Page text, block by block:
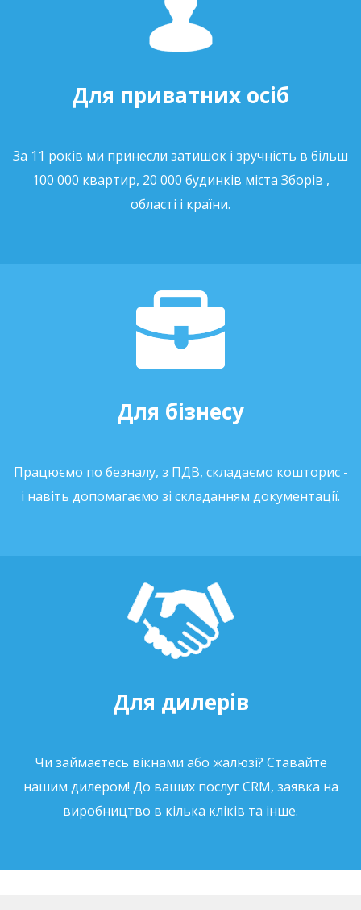
Для приватних осіб
За 11 років ми принесли затишок і зручність в більш
100 000 квартир, 20 000 будинків міста Зборів ,
області і країни.
Для бізнесу
Працюємо по безналу, з ПДВ, складаємо кошторис -
і навіть допомагаємо зі складанням документації.
Для дилерів
Чи займаєтесь вікнами або жалюзі? Ставайте
нашим дилером! До ваших послуг CRM, заявка на
виробництво в кілька кліків та інше.